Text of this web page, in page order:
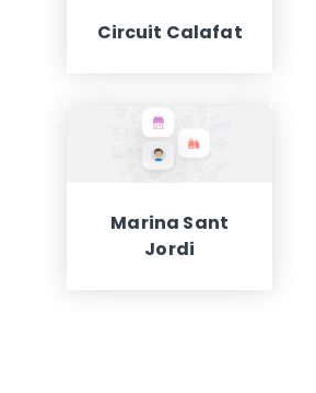
Circuit Calafat
Marina Sant
Jordi